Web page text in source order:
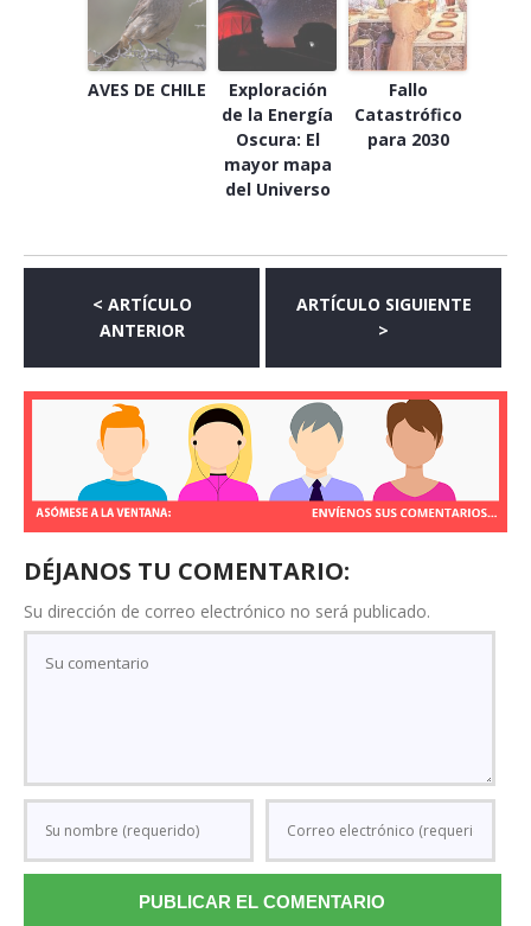
AVES DE CHILE
Exploración
de la Energía
Oscura: El
mayor mapa
del Universo
Fallo
Catastrófico
para 2030
< ARTÍCULO
ANTERIOR
ARTÍCULO SIGUIENTE
>
DÉJANOS TU COMENTARIO:
Su dirección de correo electrónico no será publicado.